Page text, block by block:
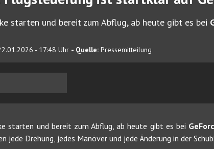
starten und bereit zum Abflug, ab heute gibt es bei
- 17:48 Uhr - Quelle: Pressemitteilung
starten und bereit zum Abflug, ab heute gibt es bei
jede Drehung, jedes Manöver und jede Änderung in der